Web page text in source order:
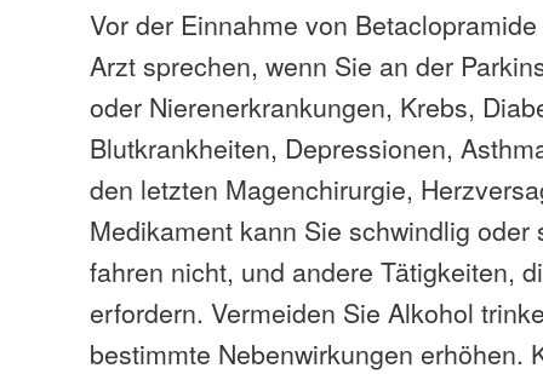
Vor der Einnahme von
Arzt sprechen, wenn Sie an der
oder Nierenerkrankungen, Krebs,
Blutkrankheiten, Depressionen,
den letzten Magenchirurgie,
Medikament kann Sie schwindlig oder
fahren nicht, und andere Tätigkeiten,
erfordern. Vermeiden Sie Alkohol
bestimmte Nebenwirkungen erhöhen.